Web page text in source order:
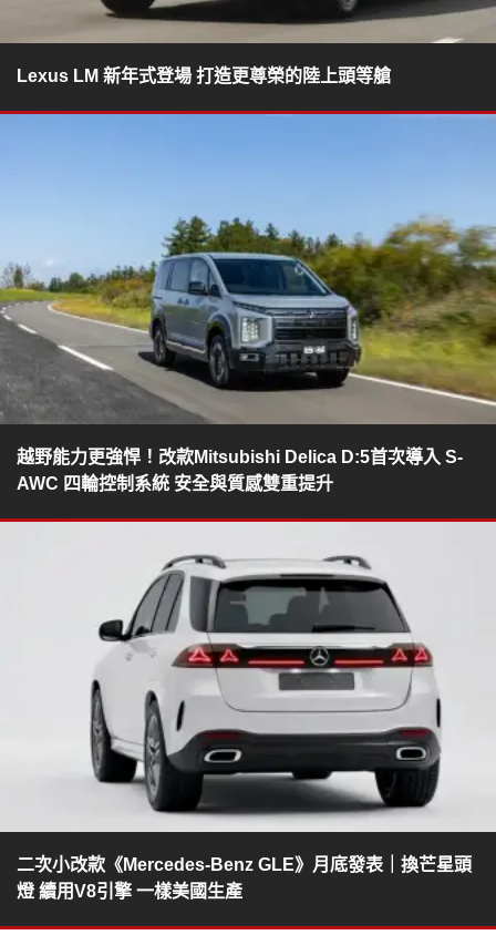
Lexus LM 新年式登場 打造更尊榮的陸上頭等艙
越野能力更強悍！改款Mitsubishi Delica D:5首次導入 S-
AWC 四輪控制系統 安全與質感雙重提升
二次小改款《Mercedes-Benz GLE》月底發表｜換芒星頭
燈 續用V8引擎 一樣美國生產